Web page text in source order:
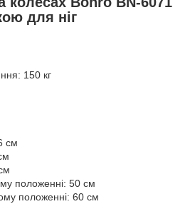
для ніг
150 кг
см
положенні: 50 см
положенні: 60 см